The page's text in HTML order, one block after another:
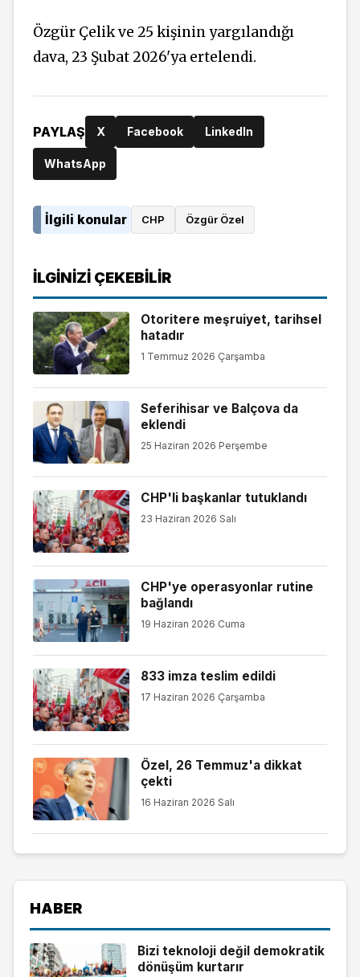
Özgür Çelik ve 25 kişinin yargılandığı
dava, 23 Şubat 2026'ya ertelendi.
PAYLAŞ X Facebook LinkedIn
WhatsApp
İlgili konular CHP Özgür Özel
İLGINIZI ÇEKEBILIR
Otoritere meşruiyet, tarihsel
hatadır
1 Temmuz 2026 Çarşamba
Seferihisar ve Balçova da
eklendi
25 Haziran 2026 Perşembe
CHP'li başkanlar tutuklandı
23 Haziran 2026 Salı
CHP'ye operasyonlar rutine
bağlandı
19 Haziran 2026 Cuma
833 imza teslim edildi
17 Haziran 2026 Çarşamba
Özel, 26 Temmuz'a dikkat
çekti
16 Haziran 2026 Salı
HABER
Bizi teknoloji değil demokratik
dönüşüm kurtarır